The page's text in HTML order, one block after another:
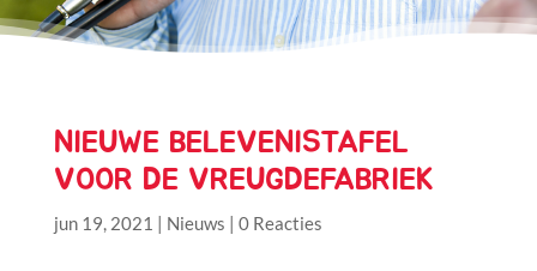
NIEUWE BELEVENISTAFEL
VOOR DE VREUGDEFABRIEK
jun 19, 2021 | Nieuws | 0 Reacties